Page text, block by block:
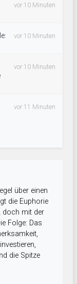
vor 10 Minuten
vor 10 Minuten
vor 10 Minuten
vor 11 Minuten
über einen
die Euphorie
doch mit der
Folge: Das
die Spitze